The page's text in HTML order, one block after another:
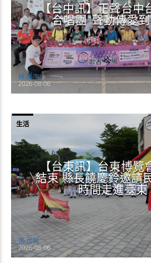
【台中訊】正聲台中
合唱團 聲動傳愛
林 彥宇
2026-08-06
生活
【台東訊】台東博覽
結束 縣長饒慶鈴邀請
時間走進臺東
張 世昇
2026-08-06